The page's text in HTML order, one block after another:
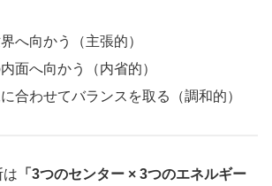
へ向かう（主張的）
内面へ向かう（内省的）
に合わせてバランスを取る（調和的）
は 「3つのセンター × 3つのエネルギー